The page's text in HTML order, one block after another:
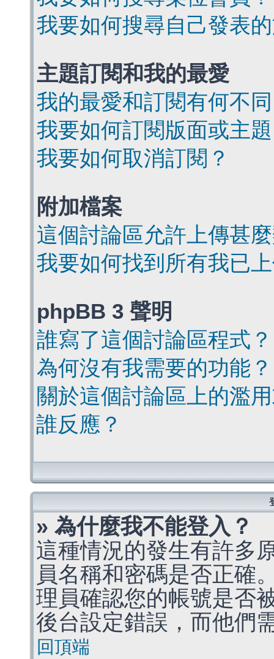
我要如何搜尋自己發表
主題訂閱和我的最愛
我的最愛和訂閱有何不
我要如何訂閱版面或主
我要如何取消訂閱？
附加檔案
這個討論區允許上傳甚
我要如何找到所有我已
phpBB 3 聲明
誰寫了這個討論區程式？
為何沒有我需要的功能？
關於這個討論區上的濫
誰反應？
» 為什麼我不能登入？
這種情況的發生有許多
員名稱和密碼是否正確
理員確認您的帳號是否
後台設定錯誤，而他們
回頂端